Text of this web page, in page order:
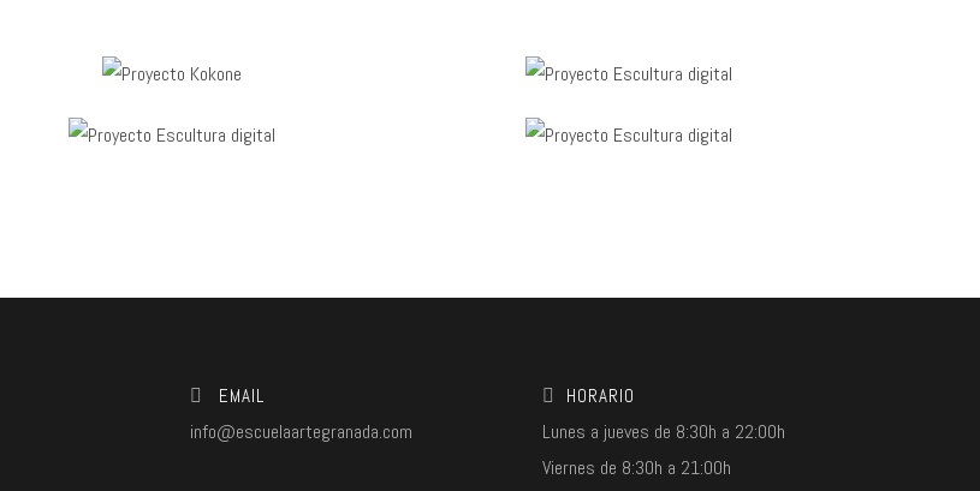
EMAIL
info@escuelaartegranada.com
HORARIO
Lunes a jueves de 8:30h a 22:00h
Viernes de 8:30h a 21:00h